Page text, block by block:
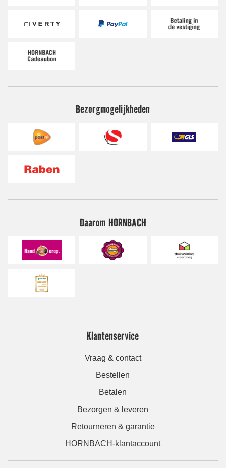
Bezorgmogelijkheden
Daarom HORNBACH
Klantenservice
Vraag & contact
Bestellen
Betalen
Bezorgen & leveren
Retourneren & garantie
HORNBACH-klantaccount